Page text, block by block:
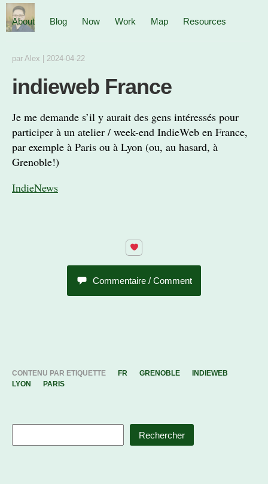
About Blog Now Work Map Resources
par Alex 2024-04-22
indieweb France
Je me demande s’il y aurait des gens intéressés pour
participer à un atelier / week-end IndieWeb en France,
par exemple à Paris ou à Lyon (ou, au hasard, à
Grenoble!)
IndieNews
Commentaire / Comment
CONTENU PAR ETIQUETTE FR GRENOBLE
INDIEWEB
LYON
PARIS
Rechercher